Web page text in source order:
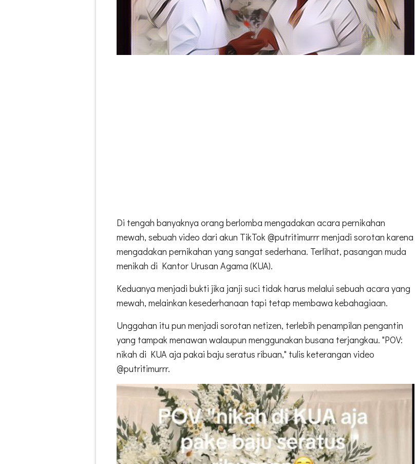
Di tengah banyaknya orang berlomba mengadakan acara pernikahan
mewah, sebuah video dari akun TikTok @putritimurrr menjadi sorotan karena
mengadakan pernikahan yang sangat sederhana. Terlihat, pasangan muda
menikah di Kantor Urusan Agama (KUA).
Keduanya menjadi bukti jika janji suci tidak harus melalui sebuah acara yang
mewah, melainkan kesederhanaan tapi tetap membawa kebahagiaan.
Unggahan itu pun menjadi sorotan netizen, terlebih penampilan pengantin
yang tampak menawan walaupun menggunakan busana terjangkau. "POV:
nikah di KUA aja pakai baju seratus ribuan," tulis keterangan video
@putritimurrr.